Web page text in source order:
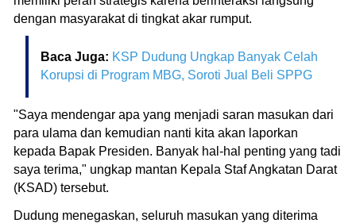
dengan masyarakat di tingkat akar rumput.
Baca Juga: KSP Dudung Ungkap Banyak Celah
Korupsi di Program MBG, Soroti Jual Beli SPPG
"Saya mendengar apa yang menjadi saran masukan dari
para ulama dan kemudian nanti kita akan laporkan
kepada Bapak Presiden. Banyak hal-hal penting yang tadi
saya terima," ungkap mantan Kepala Staf Angkatan Darat
(KSAD) tersebut.
Dudung menegaskan, seluruh masukan yang diterima